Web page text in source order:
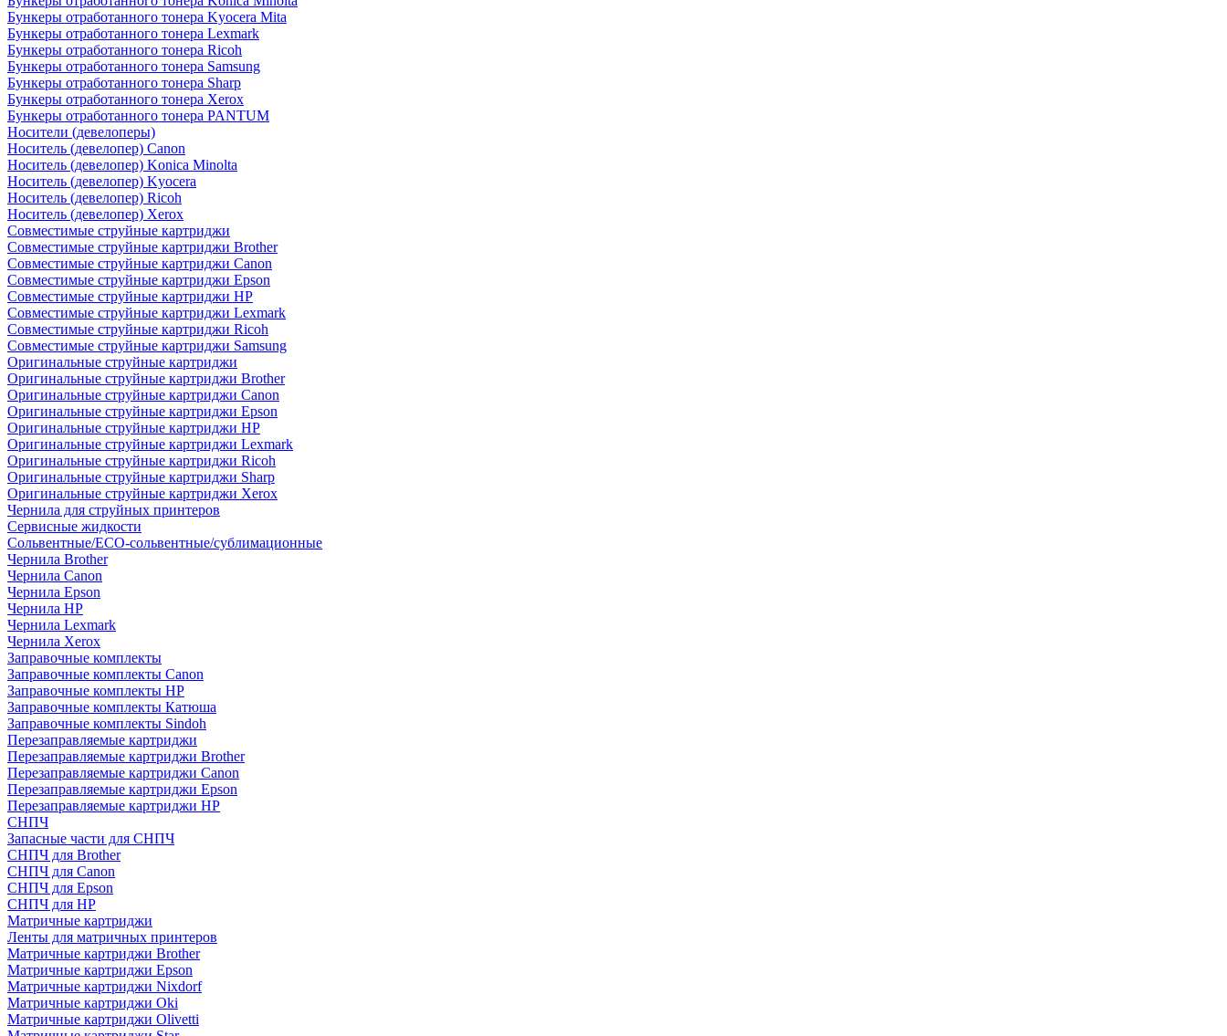
Бункеры отработанного тонера Kyocera Mita
Бункеры отработанного тонера Lexmark
Бункеры отработанного тонера Ricoh
Бункеры отработанного тонера Samsung
Бункеры отработанного тонера Sharp
Бункеры отработанного тонера Xerox
Бункеры отработанного тонера PANTUM
Носители (девелоперы)
Носитель (девелопер) Canon
Носитель (девелопер) Konica Minolta
Носитель (девелопер) Kyocera
Носитель (девелопер) Ricoh
Носитель (девелопер) Xerox
Совместимые струйные картриджи
Совместимые струйные картриджи Brother
Совместимые струйные картриджи Canon
Совместимые струйные картриджи Epson
Совместимые струйные картриджи HP
Совместимые струйные картриджи Lexmark
Совместимые струйные картриджи Ricoh
Совместимые струйные картриджи Samsung
Оригинальные струйные картриджи
Оригинальные струйные картриджи Brother
Оригинальные струйные картриджи Canon
Оригинальные струйные картриджи Epson
Оригинальные струйные картриджи HP
Оригинальные струйные картриджи Lexmark
Оригинальные струйные картриджи Ricoh
Оригинальные струйные картриджи Sharp
Оригинальные струйные картриджи Xerox
Чернила для струйных принтеров
Сервисные жидкости
Сольвентные/ECO-сольвентные/сублимационные
Чернила Brother
Чернила Canon
Чернила Epson
Чернила HP
Чернила Lexmark
Чернила Xerox
Заправочные комплекты
Заправочные комплекты Canon
Заправочные комплекты HP
Заправочные комплекты Катюша
Заправочные комплекты Sindoh
Перезаправляемые картриджи
Перезаправляемые картриджи Brother
Перезаправляемые картриджи Canon
Перезаправляемые картриджи Epson
Перезаправляемые картриджи HP
СНПЧ
Запасные части для СНПЧ
СНПЧ для Brother
СНПЧ для Canon
СНПЧ для Epson
СНПЧ для HP
Матричные картриджи
Ленты для матричных принтеров
Матричные картриджи Brother
Матричные картриджи Epson
Матричные картриджи Nixdorf
Матричные картриджи Oki
Матричные картриджи Olivetti